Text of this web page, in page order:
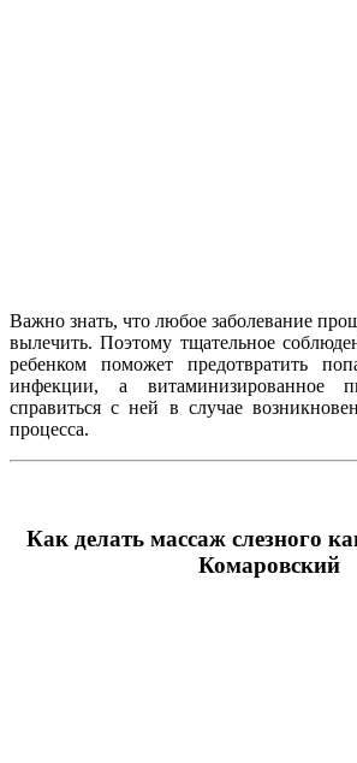
Важно знать, что любое заболевание
вылечить. Поэтому тщательное
ребенком поможет предотвратить
инфекции, а витаминизированное
справиться с ней в случае
процесса.
Как делать массаж слезного
Комаровский